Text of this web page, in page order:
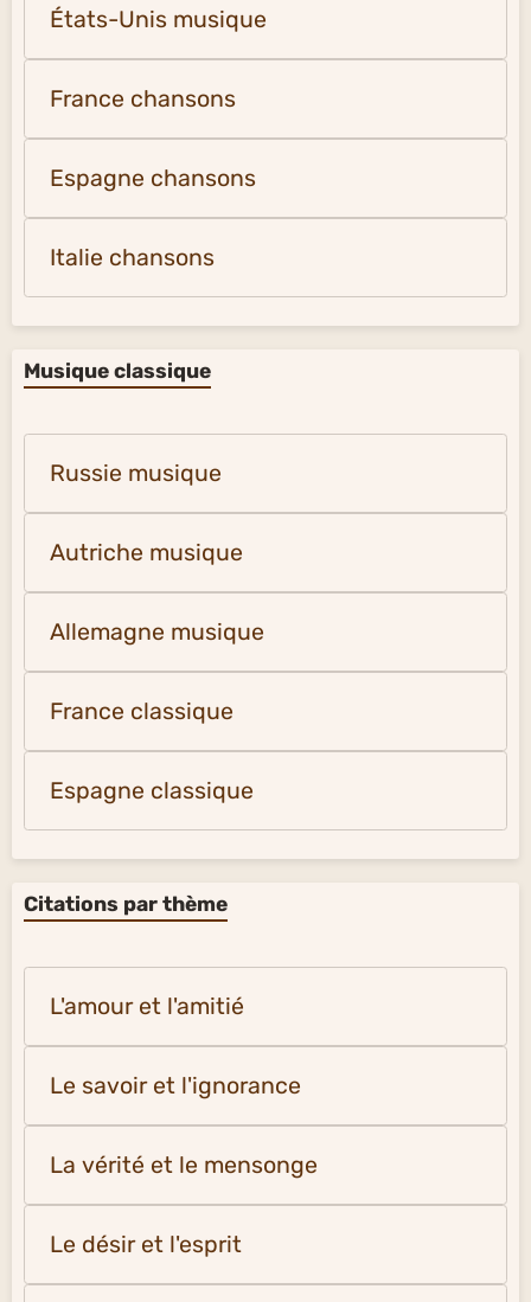
États-Unis musique
France chansons
Espagne chansons
Italie chansons
Musique classique
Russie musique
Autriche musique
Allemagne musique
France classique
Espagne classique
Citations par thème
L'amour et l'amitié
Le savoir et l'ignorance
La vérité et le mensonge
Le désir et l'esprit